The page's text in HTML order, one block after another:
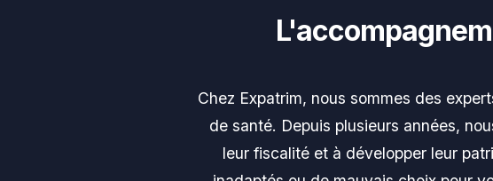
Chez Expatrim, nous sommes des
de santé. Depuis plusieurs années,
leur fiscalité et à développer leur